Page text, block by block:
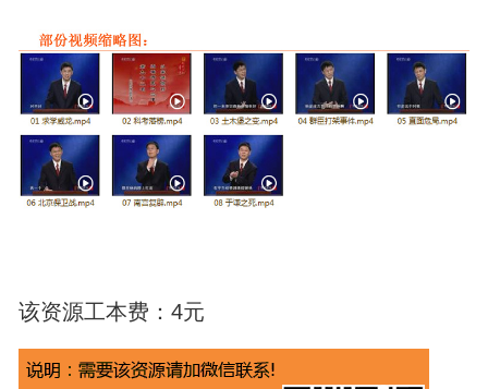
该资源工本费：4元